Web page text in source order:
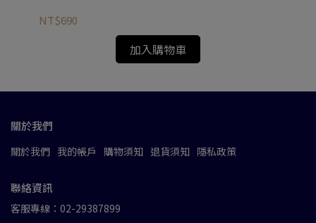
NT$690
加入購物車
關於我們
關於我們 我的帳戶 購物須知 退貨須知 隱私政策
聯絡資訊
客服專線：02-29387899